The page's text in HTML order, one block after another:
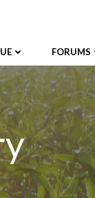
FORUMS